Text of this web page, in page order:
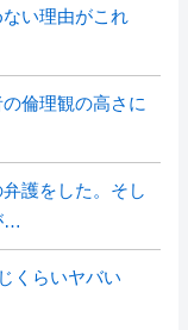
ない理由がこれ
倫理観の高さに
護をした。そし
…
くらいヤバい